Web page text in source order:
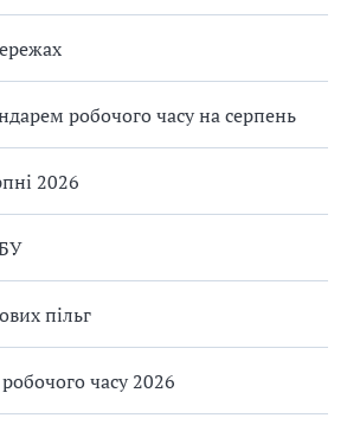
робочого часу на серпень
2026
пільг
часу 2026